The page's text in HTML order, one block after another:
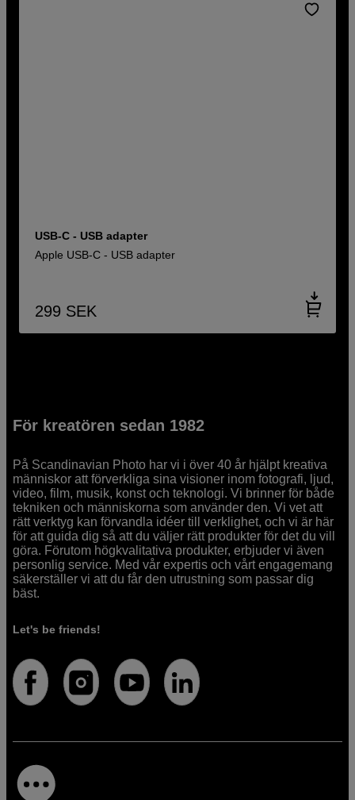
USB-C - USB adapter
Apple USB-C - USB adapter
299 SEK
För kreatören sedan 1982
På Scandinavian Photo har vi i över 40 år hjälpt kreativa
människor att förverkliga sina visioner inom fotografi, ljud,
video, film, musik, konst och teknologi. Vi brinner för både
tekniken och människorna som använder den. Vi vet att
rätt verktyg kan förvandla idéer till verklighet, och vi är här
för att guida dig så att du väljer rätt produkter för det du vill
göra. Förutom högkvalitativa produkter, erbjuder vi även
personlig service. Med vår expertis och vårt engagemang
säkerställer vi att du får den utrustning som passar dig
bäst.
Let's be friends!